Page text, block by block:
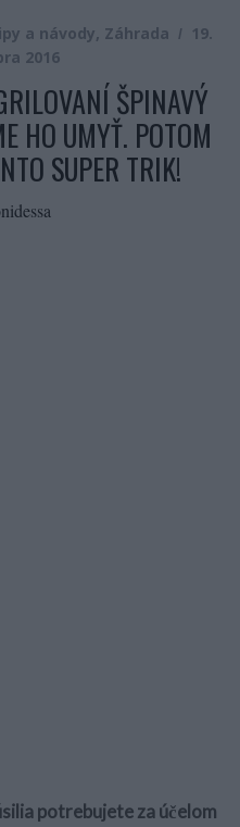
a návody, Záhrada
19.
2016
ŠPINAVÝ
HO UMYŤ. POTOM
SUPER TRIK!
potrebujete za účelom